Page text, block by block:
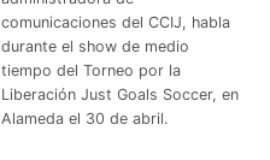
comunicaciones del CCIJ, habla
durante el show de medio
tiempo del Torneo por la
Liberación Just Goals Soccer, en
Alameda el 30 de abril.